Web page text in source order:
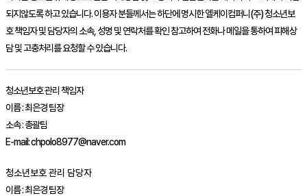
되지않도록 하고 있습니다. 이용자 분들께서는 하단에 명시한엘케이컴퍼니(주)청소년보
호 책임자 및 담당자의 소속, 성명 및 연락처를 확인 참고하여 전화나 메일을 통하여 피해상
담 및 고충처리를 요청할 수 있습니다.
청소년보호 관리 책임자
이름 :최은경 팀장
소속 :총괄팀
E-mail:chpolo8977@naver.com
청소년보호 관리 담당자
이름 :최은경 팀장